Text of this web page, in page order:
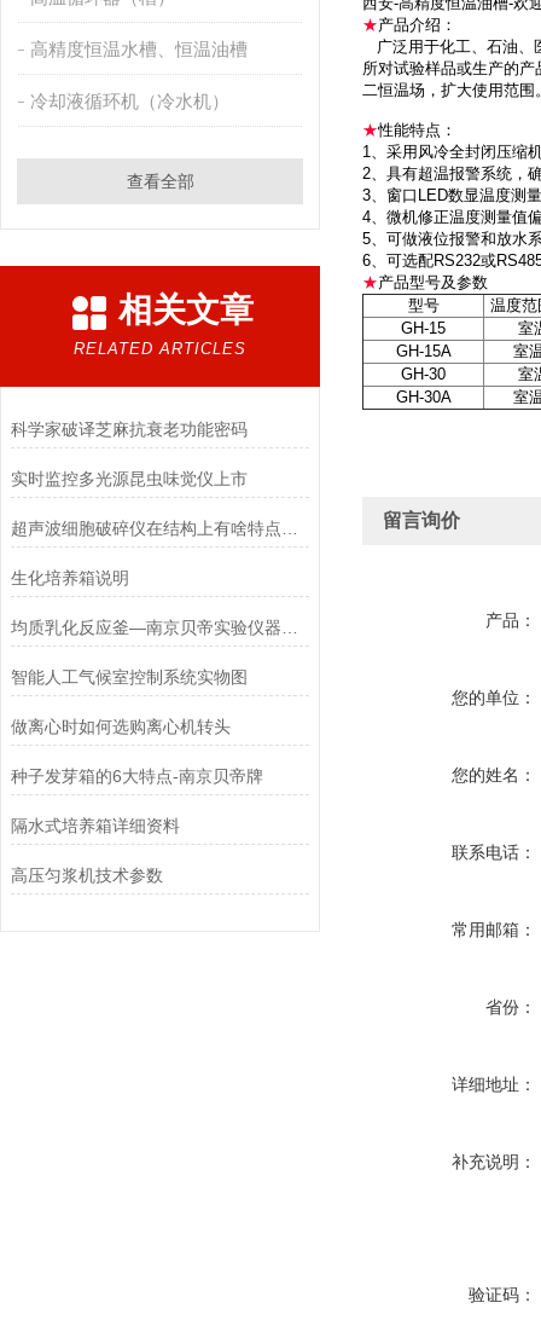
高精度恒温水槽、恒温油槽
冷却液循环机（冷水机）
查看全部
相关文章
RELATED ARTICLES
科学家破译芝麻抗衰老功能密码
实时监控多光源昆虫味觉仪上市
生化培养箱说明
智能人工气候室控制系统实物图
做离心时如何选购离心机转头
种子发芽箱的6大特点-南京贝帝牌
隔水式培养箱详细资料
高压匀浆机技术参数
★产品介绍：
广泛用于化工、石油、
所对试验样品或生产的
二恒温场，扩大使用范围
★性能特点：
1、采用风冷全封闭压缩
2、具有超温报警系统，
3、窗口LED数显温度测
4、微机修正温度测量值
5、可做液位报警和放水
6、可选配RS232或
★产品型号及参数
型号
温度
GH-15
室
GH-15A
室
GH-30
室
GH-30A
室
留言询价
产品：
您的单位：
您的姓名：
联系电话：
常用邮箱：
省份：
详细地址：
补充说明：
验证码：